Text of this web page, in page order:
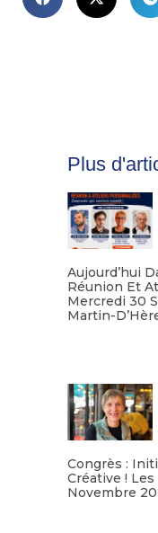
Plus
Aujourd’hui
Réunion Et
Mercredi 30
Martin-
Congrès :
Créative !
Novembre